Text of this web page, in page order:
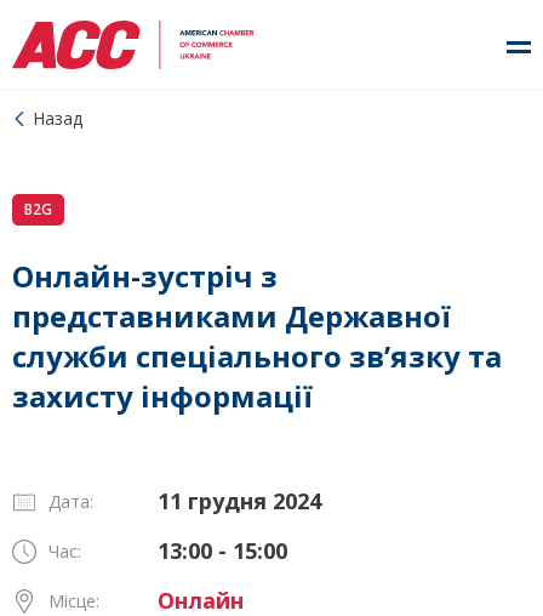
Назад
B2G
Онлайн-зустріч з
представниками Державної
служби спеціального зв’язку та
захисту інформації
Дата: 11 грудня 2024
Час: 13:00 - 15:00
Місце: Онлайн